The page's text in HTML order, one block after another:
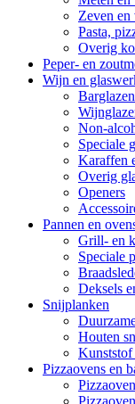
Zeven en
Pasta,
Overig
Peper- en
Wijn en
Barglazen
Non-
Speciale
Karaffen
Overig
Openers
Pannen en
Grill- en
Speciale
Deksels
Snijplanken
Houten
Kunststof
Pizzaovens en